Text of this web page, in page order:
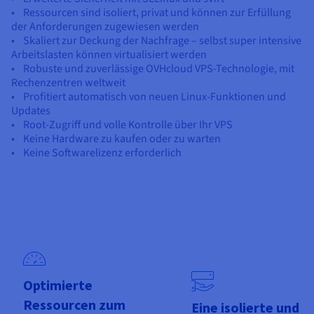
• Ressourcen sind isoliert, privat und können zur Erfüllung
der Anforderungen zugewiesen werden
• Skaliert zur Deckung der Nachfrage – selbst super intensive
Arbeitslasten können virtualisiert werden
• Robuste und zuverlässige OVHcloud VPS-Technologie, mit
Rechenzentren weltweit
• Profitiert automatisch von neuen Linux-Funktionen und
Updates
• Root-Zugriff und volle Kontrolle über Ihr VPS
• Keine Hardware zu kaufen oder zu warten
• Keine Softwarelizenz erforderlich
Optimierte
Ressourcen zum
Eine isolierte und